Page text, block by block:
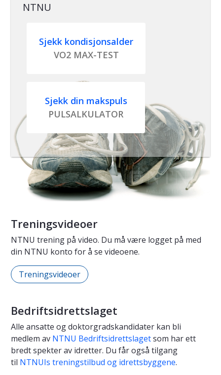
NTNU
Sjekk kondisjonsalder
VO2 MAX-TEST
Sjekk din makspuls
PULSALKULATOR
Treningsvideoer
NTNU trening på video. Du må være logget på med
din NTNU konto for å se videoene.
Treningsvideoer
Bedriftsidrettslaget
Alle ansatte og doktorgradskandidater kan bli
medlem av NTNU Bedriftsidrettslagetsom har ett
bredt spekter av idretter. Du får også tilgang
til NTNUIs treningstilbud og idrettsbyggene.